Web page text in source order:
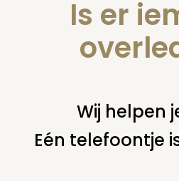
Landelijke
U bent hier: home nieuws &
noviteit op aanstaande
Is er
Wij helpen
Eén telefoontje